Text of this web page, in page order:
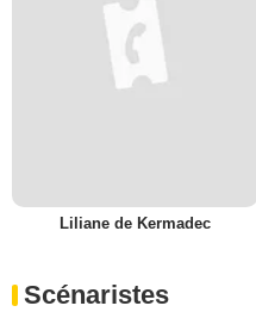
Liliane de Kermadec
Scénaristes